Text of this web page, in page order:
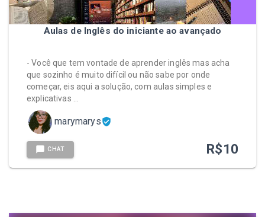
Aulas de Inglês do iniciante ao avançado
- Você que tem vontade de aprender inglês mas acha
que sozinho é muito difícil ou não sabe por onde
começar, eis aqui a solução, com aulas simples e
explicativas …
marymarys
CHAT R$10